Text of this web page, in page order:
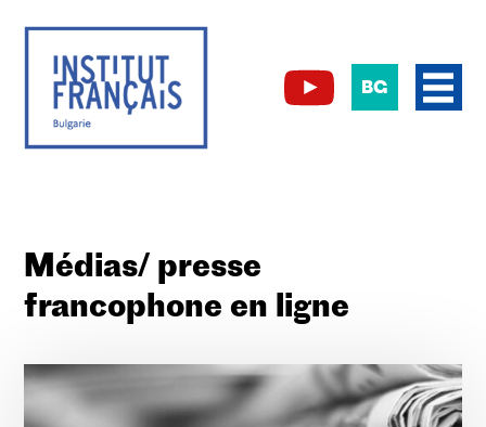
BG
Médias/ presse
francophone en ligne